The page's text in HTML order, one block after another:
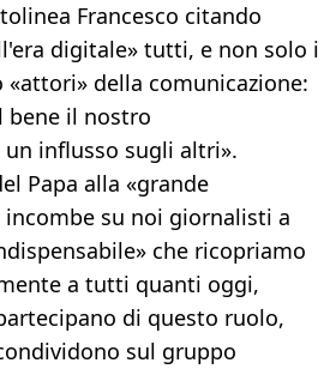
Francesco citando
digitale» tutti, e non solo i
della comunicazione:
bene il nostro
influsso sugli altri».
Papa alla «grande
su noi giornalisti a
che ricopriamo
a tutti quanti oggi,
di questo ruolo,
sul gruppo